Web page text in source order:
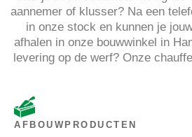
aannemer of klusser? Na een
in onze stock en kunnen je
afhalen in onze bouwwinkel in
levering op de werf? Onze
AFBOUWPRODUCTEN